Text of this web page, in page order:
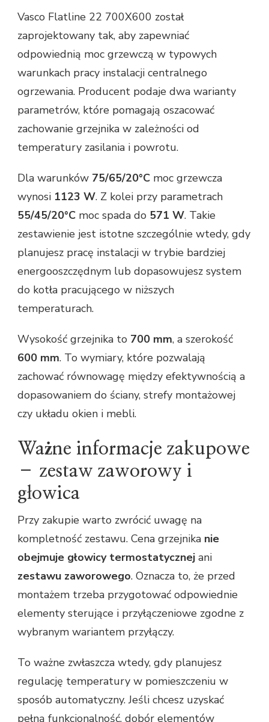
Vasco Flatline 22 700X600 został
zaprojektowany tak, aby zapewniać
odpowiednią moc grzewczą w typowych
warunkach pracy instalacji centralnego
ogrzewania. Producent podaje dwa warianty
parametrów, które pomagają oszacować
zachowanie grzejnika w zależności od
temperatury zasilania i powrotu.
Dla warunków 75/65/20°C moc grzewcza
wynosi 1123 W. Z kolei przy parametrach
55/45/20°C moc spada do 571 W. Takie
zestawienie jest istotne szczególnie wtedy, gdy
planujesz pracę instalacji w trybie bardziej
energooszczędnym lub dopasowujesz system
do kotła pracującego w niższych
temperaturach.
Wysokość grzejnika to 700 mm, a szerokość
600 mm. To wymiary, które pozwalają
zachować równowagę między efektywnością a
dopasowaniem do ściany, strefy montażowej
czy układu okien i mebli.
Ważne informacje zakupowe
– zestaw zaworowy i
głowica
Przy zakupie warto zwrócić uwagę na
kompletność zestawu. Cena grzejnika nie
obejmuje głowicy termostatycznej ani
zestawu zaworowego. Oznacza to, że przed
montażem trzeba przygotować odpowiednie
elementy sterujące i przyłączeniowe zgodne z
wybranym wariantem przyłączy.
To ważne zwłaszcza wtedy, gdy planujesz
regulację temperatury w pomieszczeniu w
sposób automatyczny. Jeśli chcesz uzyskać
pełną funkcjonalność, dobór elementów